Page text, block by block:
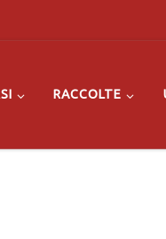
RACCOLTE